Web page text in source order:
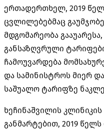
ერთადერთხელ, 2019
ცვლილებებმაც
მდგომარეობა
განსაზღვრული
ჩამოუვარდება
და სამინისტროს მიერ
საშუალო ტარიფზე
ხეჩინაშვილის
განმარტებით, 2019